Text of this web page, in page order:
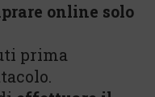
online solo
prima